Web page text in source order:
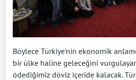
Böylece Türkiye'nin ekonomik
bir ülke haline geleceğini vurgulayan
ödediğimiz döviz içeride kalacak.